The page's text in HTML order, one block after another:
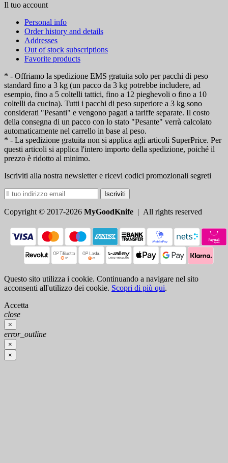
Il tuo account
Personal info
Order history and details
Addresses
Out of stock subscriptions
Favorite products
* - Offriamo la spedizione EMS gratuita solo per pacchi di peso
standard fino a 3 kg (un pacco da 3 kg potrebbe includere, ad
esempio, fino a 5 coltelli tattici, fino a 12 pieghevoli o fino a 10
coltelli da cucina). Tutti i pacchi di peso superiore a 3 kg sono
considerati "Pesanti" e vengono pagati a tariffe separate. Il costo
della consegna di un pacco con lo stato "Pesante" verrà calcolato
automaticamente nel carrello in base al peso.
* - La spedizione gratuita non si applica agli articoli SuperPrice. Per
questi articoli si applica l'intero importo della spedizione, poiché il
prezzo è ridotto al minimo.
Iscriviti alla nostra newsletter e ricevi codici promozionali segreti
Iscriviti
Copyright © 2017-2026 MyGoodKnife | All rights reserved
Questo sito utilizza i cookie. Continuando a navigare nel sito
acconsenti all'utilizzo dei cookie. Scopri di più qui.
Accetta
close
×
error_outline
×
×